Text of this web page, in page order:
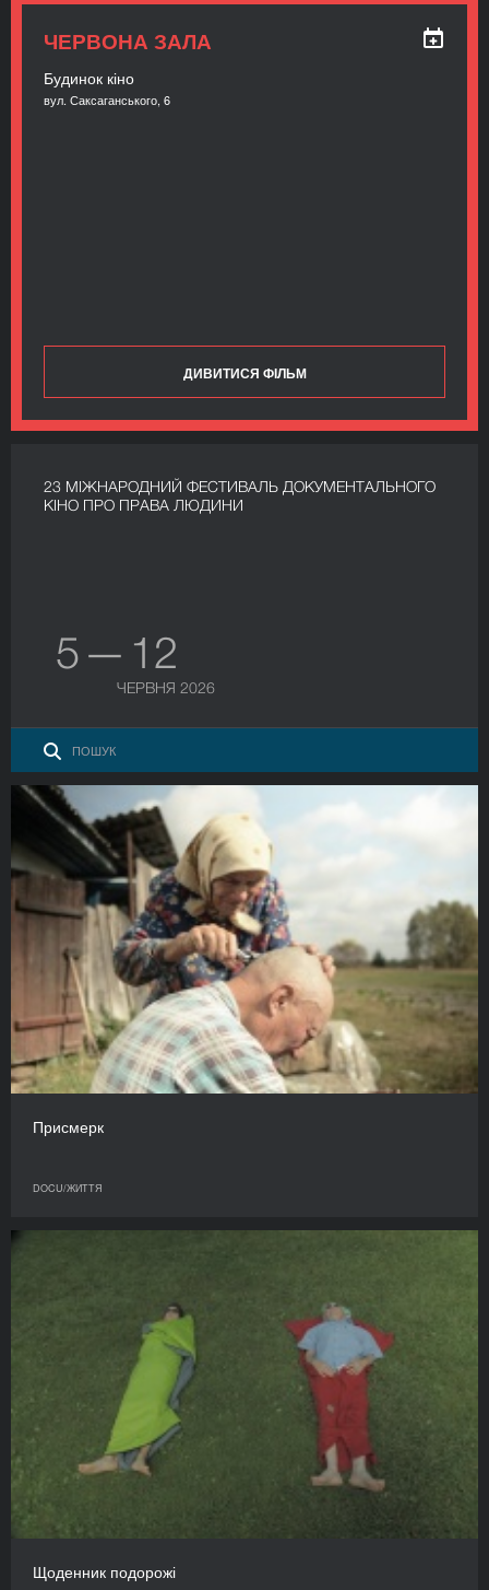
ЧЕРВОНА ЗАЛА
Будинок кіно
вул. Саксаганського, 6
ДИВИТИСЯ ФІЛЬМ
23 МІЖНАРОДНИЙ ФЕСТИВАЛЬ ДОКУМЕНТАЛЬНОГО
КІНО ПРО ПРАВА ЛЮДИНИ
5 — 12
ЧЕРВНЯ 2026
Присмерк
DOCU/ЖИТТЯ
Щоденник подорожі